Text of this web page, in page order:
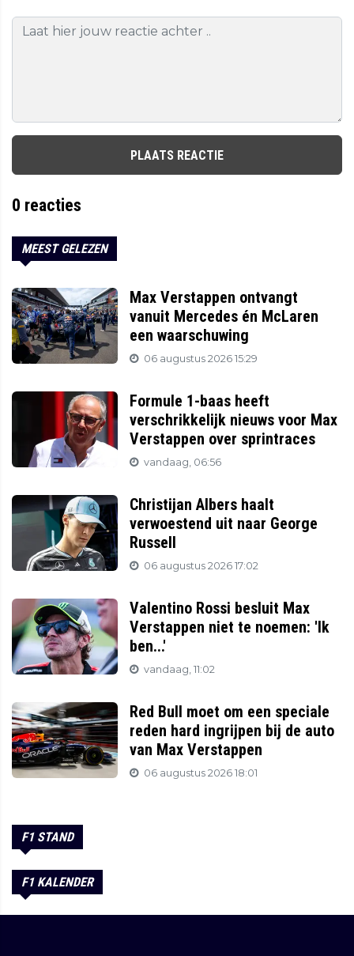
PLAATS REACTIE
0 reacties
MEEST GELEZEN
Max Verstappen ontvangt
vanuit Mercedes én McLaren
een waarschuwing
06 augustus 2026 15:29
Formule 1-baas heeft
verschrikkelijk nieuws voor Max
Verstappen over sprintraces
vandaag, 06:56
Christijan Albers haalt
verwoestend uit naar George
Russell
06 augustus 2026 17:02
Valentino Rossi besluit Max
Verstappen niet te noemen: 'Ik
ben...'
vandaag, 11:02
Red Bull moet om een speciale
reden hard ingrijpen bij de auto
van Max Verstappen
06 augustus 2026 18:01
F1 STAND
F1 KALENDER